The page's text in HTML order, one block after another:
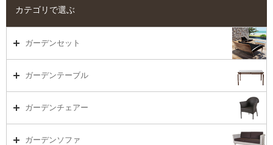
カテゴリで選ぶ
ガーデンセット
ガーデンセット（海外在庫）
ガーデンテーブル
ガーデンテーブルTOP
ガーデンチェアー
ガーデンチェアーTOP
ガーデンソファ